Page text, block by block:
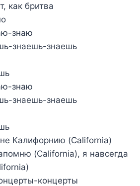
как бритва
знаю
знаешь-знаешь
знаю
знаешь-знаешь
Калифорнию (California)
(California), я навсегда
концерты